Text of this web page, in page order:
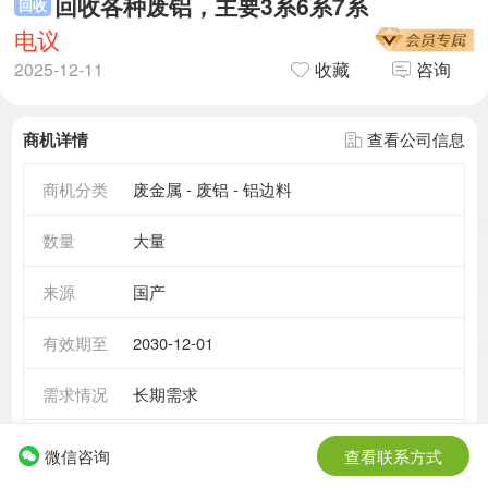
回收
电议
2025-12-11 收藏 咨询
商机详情 查看公司信息
商机分类 废金属 - 废铝 - 铝边料
数量 大量
来源 国产
有效期至 2030-12-01
需求情况 长期需求
所在地区
微信咨询 查看联系方式